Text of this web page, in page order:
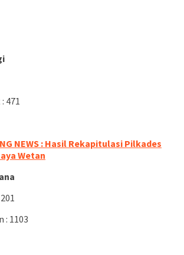
471
NEWS : Hasil Rekapitulasi Pilkades
Wetan
: 1103